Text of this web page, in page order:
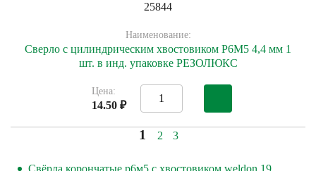
25844
Наименование:
Сверло с цилиндрическим хвостовиком Р6М5 4,4 мм 1
шт. в инд. упаковке РЕЗОЛЮКС
Цена:
14.50 ₽
1 2 3
Свёрла корончатые р6м5 с хвостовиком weldon 19